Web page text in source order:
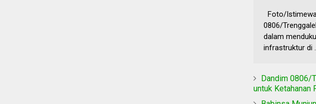
Foto/
0806/
dalam
infrastruktur di
Dandim 0806/
untuk Ketahanan